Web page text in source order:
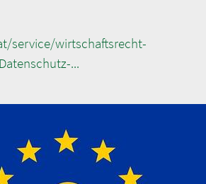
service/wirtschaftsrecht-
...